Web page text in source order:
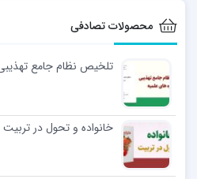
محصولات تصادفی
تلخیص نظام جامع
خانواده و تحول در تربيت